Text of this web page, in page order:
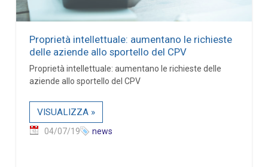
Proprietà intellettuale: aumentano le richieste
delle aziende allo sportello del CPV
Proprietà intellettuale: aumentano le richieste delle
aziende allo sportello del CPV
VISUALIZZA »
04/07/19 news